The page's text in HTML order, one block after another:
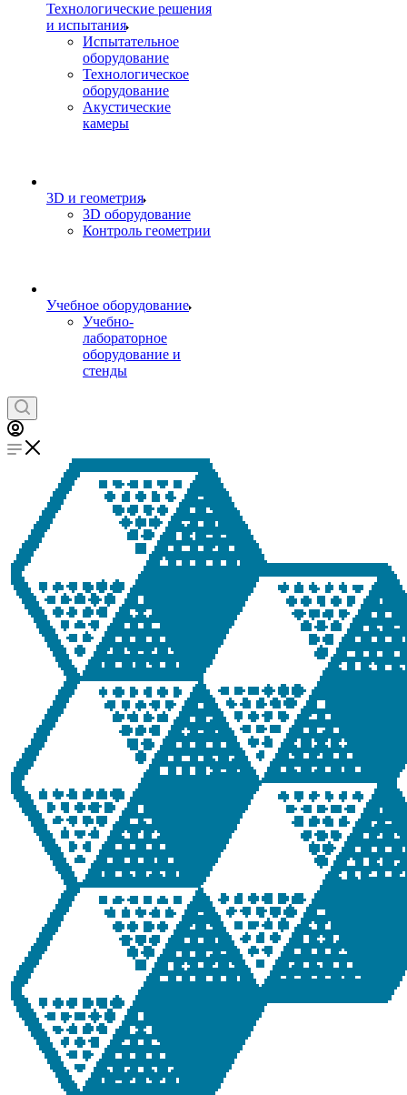
Технологические решения
и испытания
Испытательное
оборудование
Технологическое
оборудование
Акустические
камеры
3D и геометрия
3D оборудование
Контроль геометрии
Учебное оборудование
Учебно-
лабораторное
оборудование и
стенды